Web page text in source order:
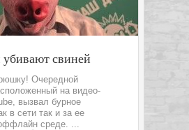
свиней
Очередной
на видео-
вызвал бурное
в сети так и за ее
среде. ...